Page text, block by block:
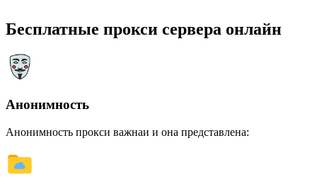
Бесплатные прокси сервера онлайн
Анонимность
Анонимность прокси важнаи и она представлена: